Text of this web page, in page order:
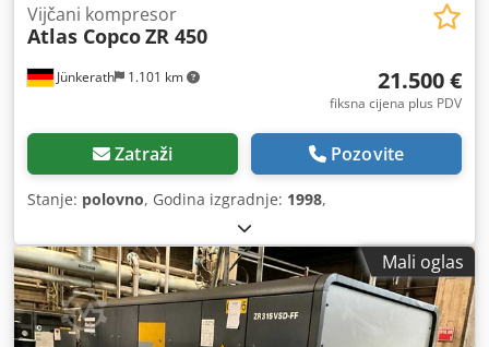
Jünkerath 1.101 km
Vijčani kompresor
Atlas CopcoZR 450
21.500 €
fiksna cijena plus PDV
Zatraži Pozovite
Stanje: polovno, Godina izgradnje: 1998,
Mali oglas